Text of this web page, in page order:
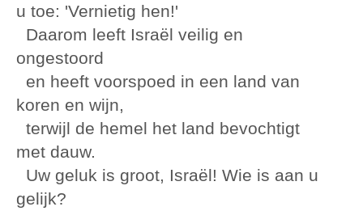
u toe: 'Vernietig hen!'
Daarom leeft Israël veilig en
ongestoord
en heeft voorspoed in een land van
koren en wijn,
terwijl de hemel het land bevochtigt
met dauw.
Uw geluk is groot, Israël! Wie is aan u
gelijk?